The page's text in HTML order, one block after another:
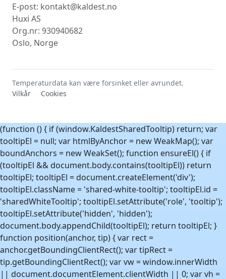
E-post: kontakt@kaldest.no
Huxi AS
Org.nr: 930940682
Oslo, Norge
Temperaturdata kan være forsinket eller avrundet.
Vilkår
Cookies
(function () { if (window.KaldestSharedTooltip) return; var
tooltipEl = null; var htmlByAnchor = new WeakMap(); var
boundAnchors = new WeakSet(); function ensureEl() { if
(tooltipEl && document.body.contains(tooltipEl)) return
tooltipEl; tooltipEl = document.createElement('div');
tooltipEl.className = 'shared-white-tooltip'; tooltipEl.id =
'sharedWhiteTooltip'; tooltipEl.setAttribute('role', 'tooltip');
tooltipEl.setAttribute('hidden', 'hidden');
document.body.appendChild(tooltipEl); return tooltipEl; }
function position(anchor, tip) { var rect =
anchor.getBoundingClientRect(); var tipRect =
tip.getBoundingClientRect(); var vw = window.innerWidth
|| document.documentElement.clientWidth || 0; var vh =